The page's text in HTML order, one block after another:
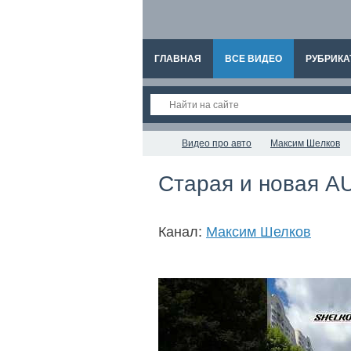
ГЛАВНАЯ ВСЕ ВИДЕО
Видео про авто Максим Шелков
Старая и новая
Канал: Максим Шелков